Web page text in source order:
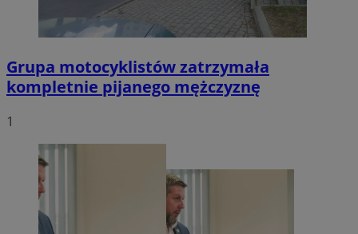
Grupa motocyklistów zatrzymała
kompletnie pijanego mężczyznę
1